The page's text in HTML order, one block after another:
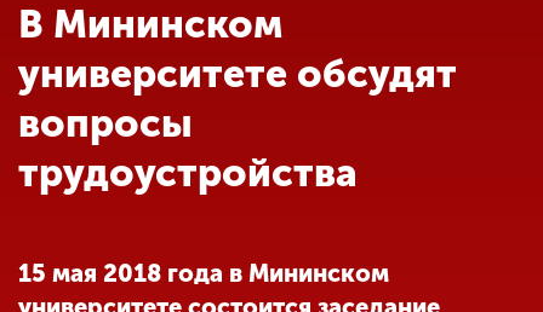
Абитуриенту
Обучение
В Мининском
университете обсудят
вопросы
трудоустройства
15 мая 2018 года в Мининском